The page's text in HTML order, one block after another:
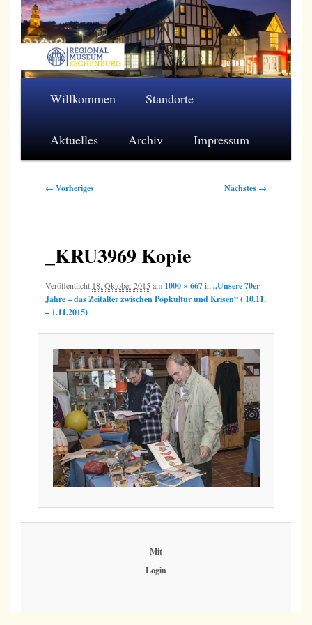
Zum
primären
Inhalt
Regionalmuseum Eschenburg e.V.
Willkommen Standorte
Aktuelles Archiv Impressum
Bilder-
← Vorheriges Nächstes →
_KRU3969 Kopie
Veröffentlicht 18. Oktober 2015 am 1000 × 667in „Unsere 70er
Jahre – das Zeitalter zwischen Popkultur und Krisen“ ( 10.11.
– 1.11.2015)
Mit
Login